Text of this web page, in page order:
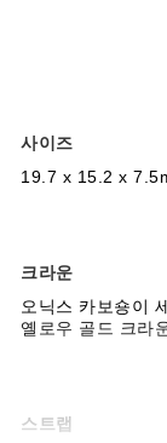
사이즈
19.7 x 15.2 x
크라운
오닉스 카보숑이
옐로우 골드 크라
스트랩